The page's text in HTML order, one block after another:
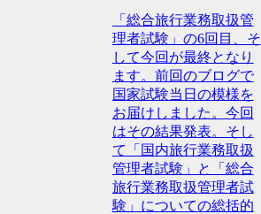
「総合旅行業務取扱管
理者試験」の6回目、そ
して今回が最終となり
ます。前回のブログで
国家試験当日の模様を
お届けしました。今回
はその結果発表。そし
て「国内旅行業務取扱
管理者試験」と「総合
旅行業務取扱管理者試
験」についての総括的